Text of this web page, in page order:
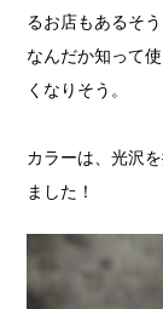
るお店もあるそう
なんだか知って
くなりそう。
カラーは、光沢
ました！